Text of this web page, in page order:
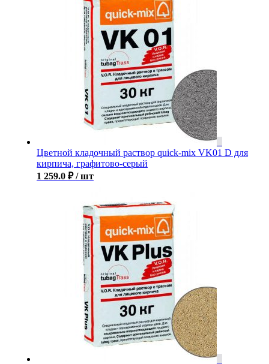
Цветной кладочный раствор quick-mix VK01 D для
кирпича, графитово-серый
1 259.0 ₽ / шт